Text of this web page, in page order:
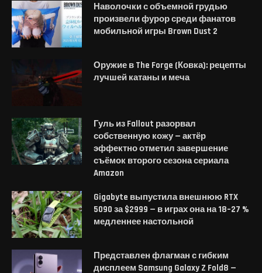
Наволочки с объемной грудью
произвели фурор среди фанатов
мобильной игры Brown Dust 2
Оружие в The Forge (Ковка): рецепты
лучшей катаны и меча
Гуль из Fallout разорвал
собственную кожу — актёр
эффектно отметил завершение
съёмок второго сезона сериала
Amazon
Gigabyte выпустила внешнюю RTX
5090 за $2999 — в играх она на 18–27 %
медленнее настольной
Представлен флагман с гибким
дисплеем Samsung Galaxy Z Fold8 —